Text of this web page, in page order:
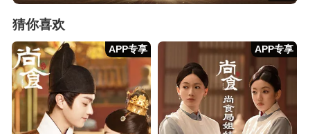
猜你喜欢
APP专享 APP专享